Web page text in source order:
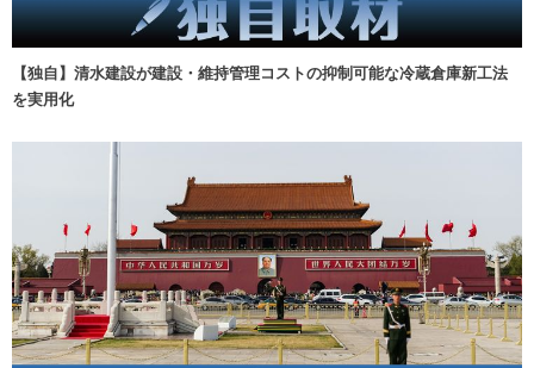
【独自】清水建設が建設・維持管理コストの抑制可能な冷蔵倉庫新工法
を実用化